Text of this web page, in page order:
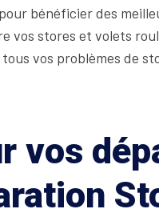
bénéficier des
vos stores et volets
vos problèmes de
vos